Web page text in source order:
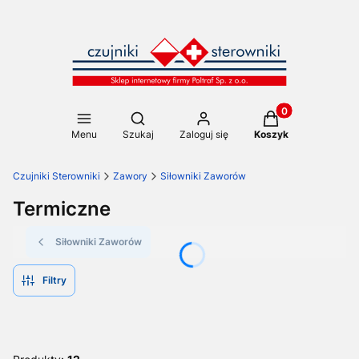
Menu
Otwórz wyszukiwarkę
Szukaj Zaloguj się
Produkty w
Koszyk
Czujniki Sterowniki Zawory Siłowniki Zaworów
Termiczne
Siłowniki Zaworów
Filtry